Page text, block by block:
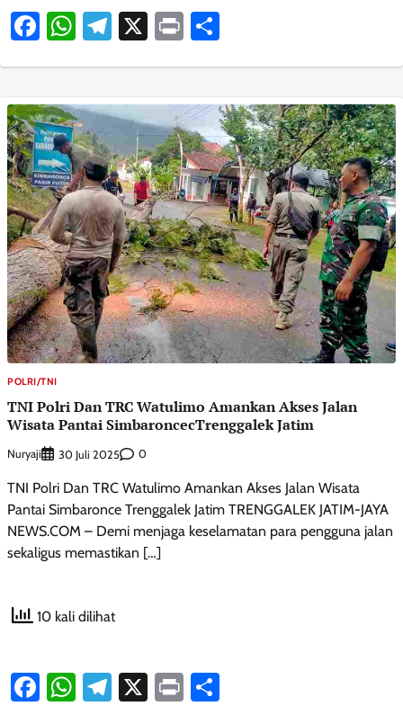
Facebook
WhatsApp
Telegram
X Print
POLRI/TNI
TNI Polri Dan TRC Watulimo Amankan Akses Jalan
Wisata Pantai SimbaroncecTrenggalek Jatim
Nuryaji 30 Juli 2025 0
TNI Polri Dan TRC Watulimo Amankan Akses Jalan Wisata
Pantai Simbaronce Trenggalek Jatim TRENGGALEK JATIM-JAYA
NEWS.COM – Demi menjaga keselamatan para pengguna jalan
sekaligus memastikan […]
10 kali dilihat
Facebook
WhatsApp
Telegram
X Print